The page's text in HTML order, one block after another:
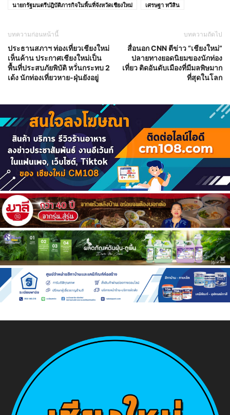
นายกรัฐมนตรีปฎิบัติภารกิจในพื้นที่จังหวัดเชียงใหม่
เศรษฐา ทวีสิน
บทความก่อนหน้านี้
ประธานสภาฯ ท่องเที่ยวเชียงใหม่
เห็นค้าน ประกาศเชียงใหม่เป็น
พื้นที่ประสบภัยพิบัติ หวั่นกระทบ 2
เด้ง นักท่องเที่ยวหาย-ฝุ่นยังอยู่
บทความถัดไป
สื่อนอก CNN ตีข่าว “เชียงใหม่”
ปลายทางยอดนิยมของนักท่อง
เที่ยว ติดอันดับเมืองที่มีมลพิษมาก
ที่สุดในโลก